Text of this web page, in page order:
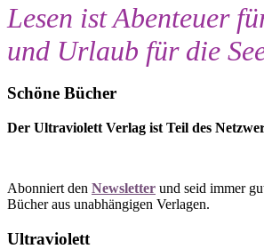
Lesen ist Abenteuer
und Urlaub für die
Schöne Bücher
Der Ultraviolett Verlag ist Teil des
Abonniert den Newsletter und seid immer
Bücher aus unabhängigen Verlagen.
Ultraviolett